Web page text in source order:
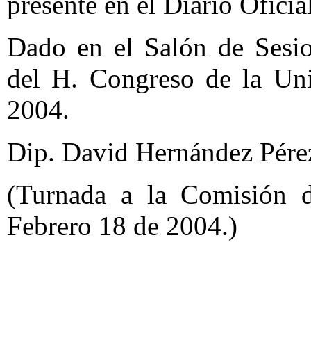
Dado en el Salón de
del H. Congreso de la
2004.
Dip. David Hernández
(Turnada a la Comisión
Febrero 18 de 2004.)